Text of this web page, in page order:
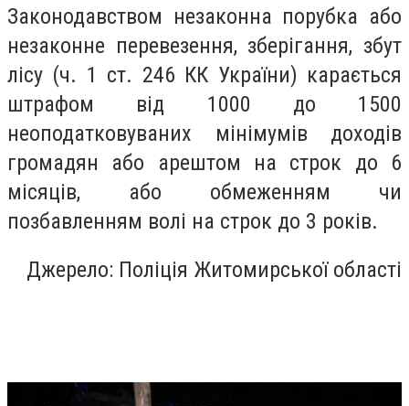
Законодавством незаконна порубка або
незаконне перевезення, зберігання, збут
лісу (ч. 1 ст. 246 КК України) карається
штрафом від 1000 до 1500
неоподатковуваних мінімумів доходів
громадян або арештом на строк до 6
місяців, або обмеженням чи
позбавленням волі на строк до 3 років.
Джерело: Поліція Житомирської області